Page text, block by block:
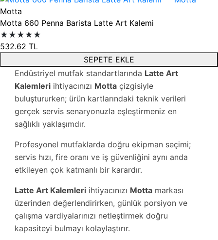
Motta
Motta 660 Penna Barista Latte Art Kalemi
★★★★★
532.62 TL
SEPETE EKLE
Endüstriyel mutfak standartlarında Latte Art
Kalemleri ihtiyacınızı Motta çizgisiyle
buluştururken; ürün kartlarındaki teknik verileri
gerçek servis senaryonuzla eşleştirmeniz en
sağlıklı yaklaşımdır.
Profesyonel mutfaklarda doğru ekipman seçimi;
servis hızı, fire oranı ve iş güvenliğini aynı anda
etkileyen çok katmanlı bir karardır.
Latte Art Kalemleri ihtiyacınızı Motta markası
üzerinden değerlendirirken, günlük porsiyon ve
çalışma vardiyalarınızı netleştirmek doğru
kapasiteyi bulmayı kolaylaştırır.